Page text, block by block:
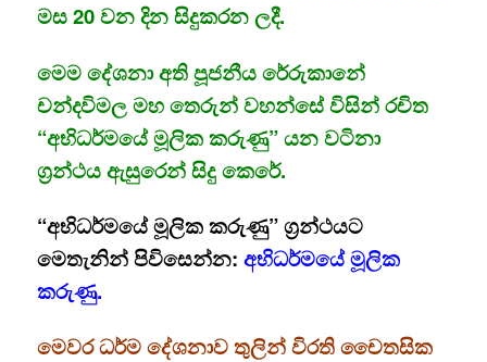
මස 20 වන දින සිදුකරන ලදී.
මෙම දේශනා අති පූජනීය රේරුකානේ
චන්දවිමල මහ තෙරුන් වහන්සේ විසින් රචිත
“අභිධර්මයේ මූලික කරුණු” යන වටිනා
ග්‍රන්ථය ඇසුරෙන් සිදු කෙරේ.
“අභිධර්මයේ මූලික කරුණු” ග්‍රන්ථයට
මෙතැනින් පිවිසෙන්න: අභිධර්මයේ මූලික
කරුණු.
මෙවර ධර්ම දේශනාව තුලින් විරති චෛතසික